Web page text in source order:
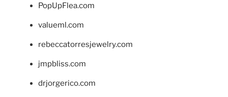
PopUpFlea.com
valueml.com
rebeccatorresjewelry.com
jmpbliss.com
drjorgerico.com